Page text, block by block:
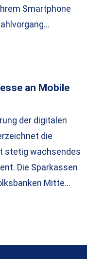
Smartphone
an Mobile
der digitalen
die
stetig wachsendes
Die Sparkassen
Mitte…